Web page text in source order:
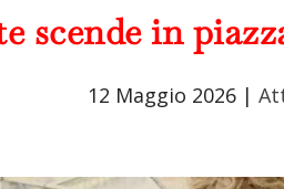
scende in
12 Maggio 2026|